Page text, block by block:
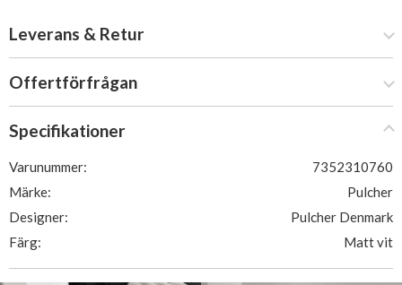
Leverans & Retur
Offertförfrågan
Specifikationer
Varunummer:
7352310760
Märke:
Pulcher
Designer:
Pulcher Denmark
Färg:
Matt vit